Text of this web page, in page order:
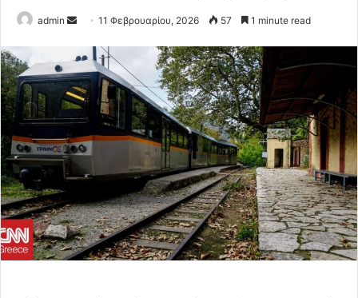
admin
Send
email
11 Φεβρουαρίου, 2026 57 1 minute read